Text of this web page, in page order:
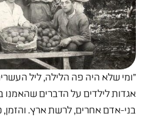
"ומי שלא היה פה הלילה, ליל
אגדות לילדים על הדברים
בני-אדם אחרים, לרשת ארץ. והזמן,